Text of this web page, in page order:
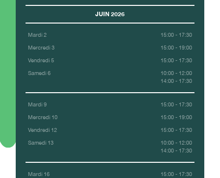
JUIN 2026
Mardi 2 15:00 - 17:30
Mercredi 3 15:00 - 19:00
Vendredi 5 15:00 - 17:30
Samedi 6
10:00 - 12:00
14:00 - 17:30
Mardi 9 15:00 - 17:30
Mercredi 10 15:00 - 19:00
Vendredi 12 15:00 - 17:30
Samedi 13
10:00 - 12:00
14:00 - 17:30
Mardi 16 15:00 - 17:30